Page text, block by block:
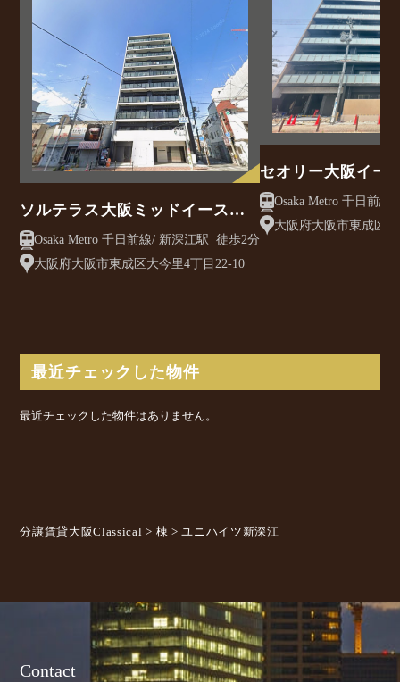
ソルテラス大阪ミッドイースト
クレアスト
Osaka Metro 千日前線/ 新深江駅 徒歩2分
大阪府大阪市東成区大今里4丁目22-10
セオリー大阪イー
大阪府大阪市東成区
最近チェックした物件
最近チェックした物件はありません。
分譲賃貸大阪Classical > 棟 >ユニハイツ新深江
Contact